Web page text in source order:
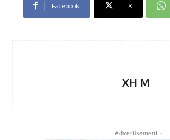
Facebook X
XH M
- Advertisement -